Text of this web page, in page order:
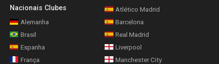
Nacionais Clubes
Alemanha
Brasil
Espanha
França
Atlético Madrid
Barcelona
Real Madrid
Liverpool
Manchester City